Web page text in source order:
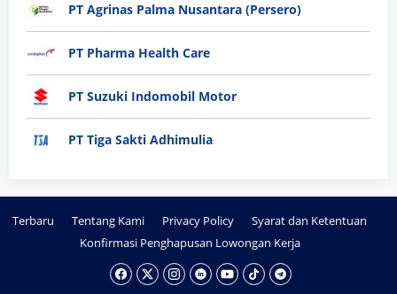
PT Agrinas Palma Nusantara (Persero)
PT Pharma Health Care
PT Suzuki Indomobil Motor
PT Tiga Sakti Adhimulia
Terbaru Tentang Kami Privacy Policy
Syarat dan Ketentuan
Konfirmasi Penghapusan Lowongan Kerja